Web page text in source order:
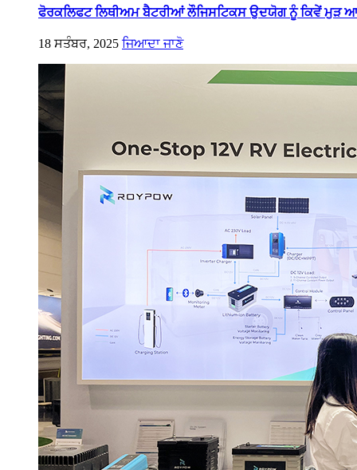
ਫੋਰਕਲਿਫਟ ਲਿਥੀਅਮ ਬੈਟਰੀਆਂ ਲੌਜਿਸਟਿਕਸ ਉਦਯੋਗ ਨੂੰ ਕਿਵੇਂ ਮੁੜ
18 ਸਤੰਬਰ, 2025 ਜਿਆਦਾ ਜਾਣੋ